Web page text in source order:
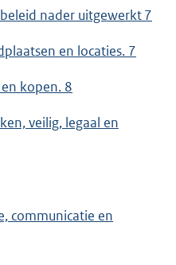
nader uitgewerkt 7
en locaties. 7
kopen. 8
veilig, legaal en
communicatie en